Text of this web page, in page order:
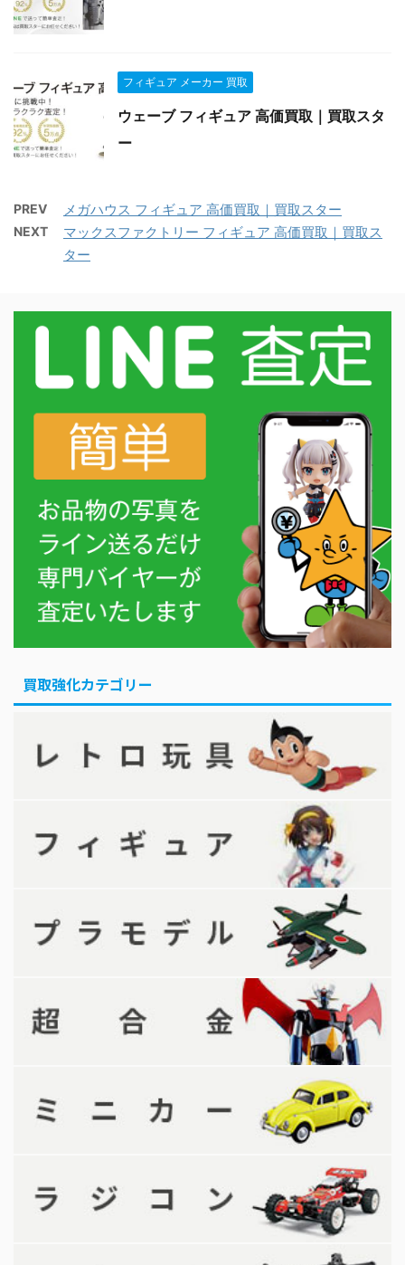
フィギュア メーカー 買取
ウェーブ フィギュア 高価買取｜買取スタ
ー
PREV メガハウス フィギュア 高価買取｜買取スター
NEXT
マックスファクトリー フィギュア 高価買取｜買取ス
ター
買取強化カテゴリー